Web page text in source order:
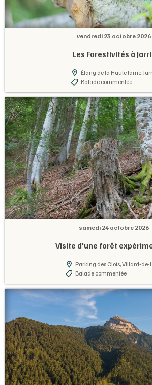
vendredi 23 octobre 2026
Les Forestivités à
Étang de la Haute Jarrie,
Balade commentée
samedi 24 octobre 2026
Visite d'une forêt
Parking des Clots, Villard-de-
Balade commentée